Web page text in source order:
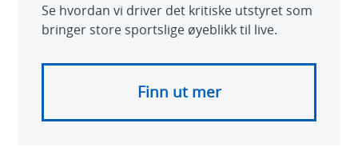
Se hvordan vi driver det kritiske utstyret som
bringer store sportslige øyeblikk til live.
Finn ut mer